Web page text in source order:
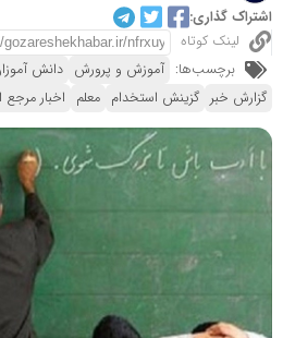
اشتراک گذاری:
لینک کوتاه
برچسب‌ها: آموزش و پرورش دانش
گزارش خبر گزینش استخدام معلم اخبار مرجع